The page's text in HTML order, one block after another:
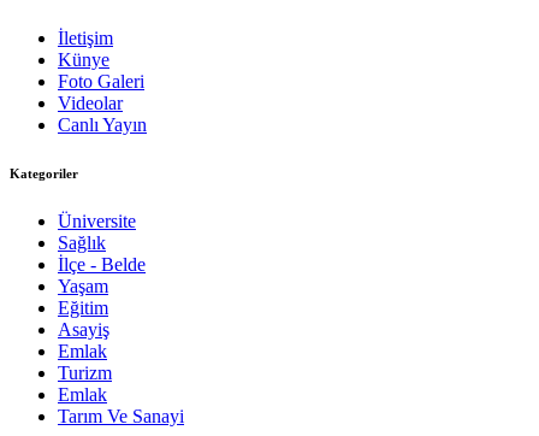
İletişim
Künye
Foto Galeri
Videolar
Canlı Yayın
Kategoriler
Üniversite
Sağlık
İlçe - Belde
Yaşam
Eğitim
Asayiş
Emlak
Turizm
Emlak
Tarım Ve Sanayi